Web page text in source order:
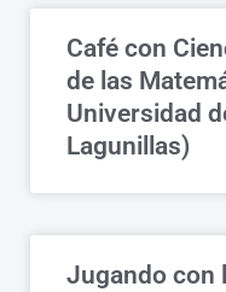
Café con
de las
Universidad
Lagunillas)
Jugando con